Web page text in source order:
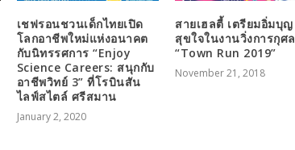
เชฟรอนชวนเด็กไทยเปิด
โลกอาชีพใหม่แห่งอนาคต
กับนิทรรศการ “Enjoy
Science Careers: สนุกกับ
อาชีพวิทย์ 3” ที่โรบินสัน
ไลฟ์สไตล์ ศรีสมาน
January 2, 2020
สายเฮลตี้ เตรียมอิ่มบุญ
สุขใจในงานวิ่งการกุศล
“Town Run 2019”
November 21, 2018